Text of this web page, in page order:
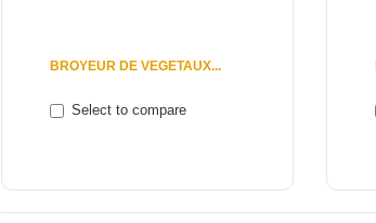
BROYEUR DE VEGETAUX...
Select to compare